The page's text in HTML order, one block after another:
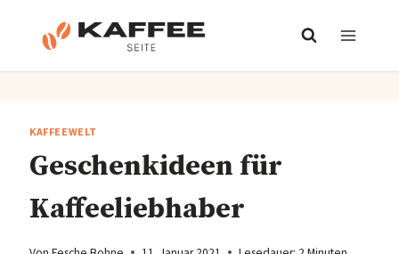
KAFFEEWELT
Geschenkideen für
Kaffeeliebhaber